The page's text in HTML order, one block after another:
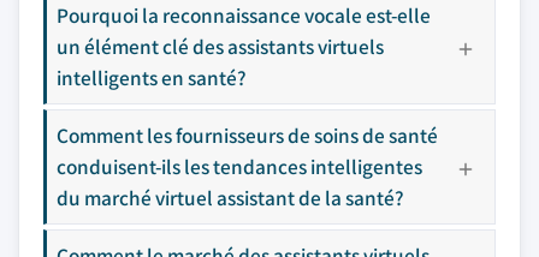
Pourquoi la reconnaissance vocale est-elle
un élément clé des assistants virtuels
intelligents en santé?
Comment les fournisseurs de soins de santé
conduisent-ils les tendances intelligentes
du marché virtuel assistant de la santé?